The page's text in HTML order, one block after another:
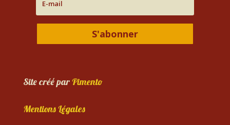
S'abonner
Site créé parPimento
Mentions Légales